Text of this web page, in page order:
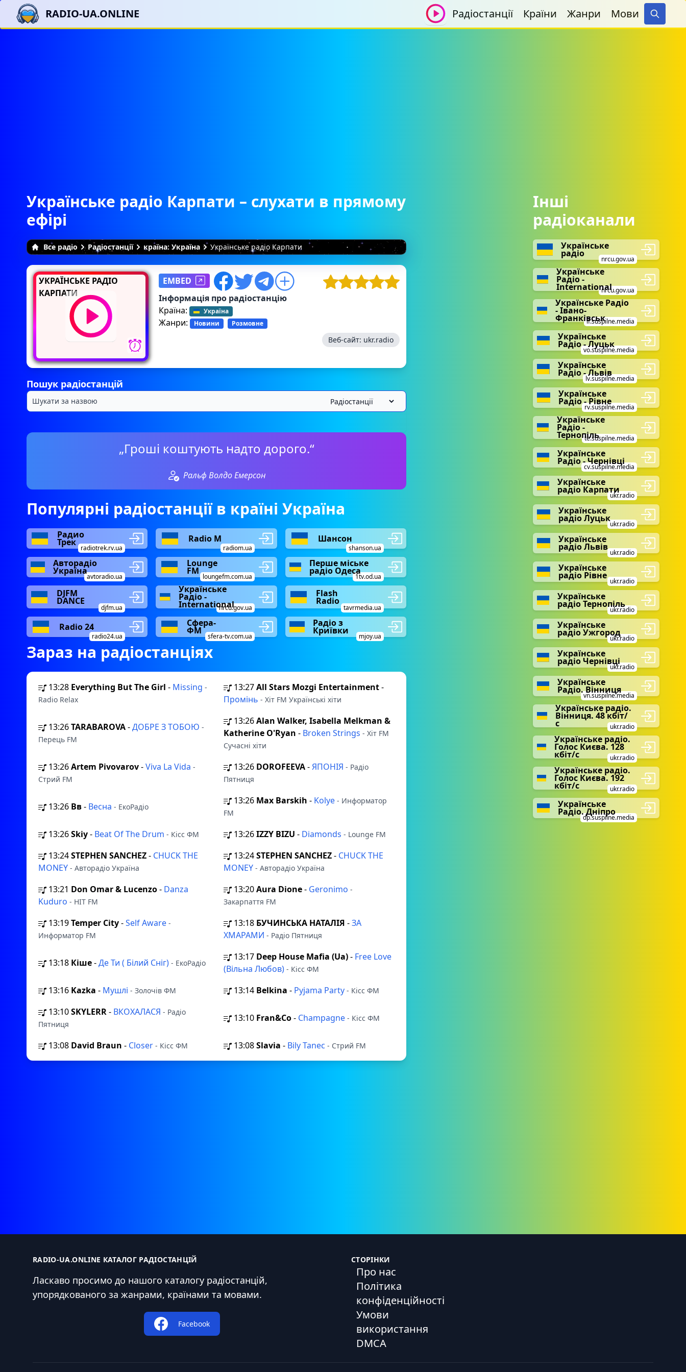
RADIO-UA.ONLINE Радіостанції Країни Жанри Мови
Search
Українське радіо Карпати – слухати в прямому
ефірі
Все радіо Радіостанції країна: Україна Українське радіо Карпати
УКРАЇНСЬКЕ РАДІО
КАРПАТИ
EMBED
Інформація про радіостанцію
Країна:
Україна
Жанри: Новини Розмовне
Веб-сайт: ukr.radio
Пошук радіостанцій
„Гроші коштують надто дорого.“
Ральф Волдо Емерсон
Популярні радіостанції в країні Україна
Радио
Трек
radiotrek.rv.ua
Radio М
radiom.ua
Шансон
shanson.ua
Авторадіо
Україна
avtoradio.ua
Lounge
FM
loungefm.com.ua
Перше міське
радіо Одеса
1tv.od.ua
DJFM
DANCE
djfm.ua
Українське
Радіо -
Internationalnrcu.gov.ua
Flash
Radio
tavrmedia.ua
Radio 24
radio24.ua
Сфера-
ФМ
sfera-tv.com.ua
Радіо з
Криївки
mjoy.ua
Зараз на радіостанціях
13:28 Everything But The Girl - Missing -
Radio Relax
13:27All Stars Mozgi Entertainment-
Промінь - Хіт FM Українські хіти
13:26TARABAROVA-ДОБРЕ З ТОБОЮ -
Перець FM
13:26Alan Walker, Isabella Melkman &
Katherine O'Ryan - Broken Strings - Хіт FM
Сучасні хіти
13:26Artem Pivovarov-Viva La Vida -
Стрий FM
13:26 DOROFEEVA-ЯПОНІЯ - Радіо
Пятниця
13:26 Вв- Весна - ЕкоРадіо
13:26 Max Barskih - Kolye - Информатор
FM
13:26Skiy- Beat Of The Drum - Кісс ФМ 13:26IZZY BIZU - Diamonds - Lounge FM
13:24STEPHEN SANCHEZ- CHUCK THE
MONEY - Авторадіо Україна
13:24STEPHEN SANCHEZ- CHUCK THE
MONEY - Авторадіо Україна
13:21 Don Omar & Lucenzo- Danza
Kuduro - HIT FM
13:20Aura Dione- Geronimo -
Закарпаття FM
13:19Temper City-Self Aware -
Информатор FM
13:18 БУЧИНСЬКА НАТАЛІЯ -ЗА
ХМАРАМИ - Радіо Пятниця
13:18 Кіше-Де Ти ( Білий Сніг) - ЕкоРадіо
13:17 Deep House Mafia (Ua)- Free Love
(Вільна Любов) - Кісс ФМ
13:16 Kazka - Мушлі - Золочів ФМ 13:14 Belkina - Pyjama Party - Кісс ФМ
13:10SKYLERR- ВКОХАЛАСЯ - Радіо
Пятниця
13:10 Fran&Co- Champagne - Кісс ФМ
13:08 David Braun - Closer - Кісс ФМ 13:08Slavia - Bily Tanec - Стрий FM
Інші
радіоканали
Українське
радіо
nrcu.gov.ua
Українське
Радіо -
Internationalnrcu.gov.ua
Українське Радіо
- Івано-
Франківськif.suspilne.media
Українське
Радіо - Луцьк
vo.suspilne.media
Українське
Радіо - Львів
lv.suspilne.media
Українське
Радіо - Рівне
rv.suspilne.media
Українське
Радіо -
Тернопільte.suspilne.media
Українське
Радіо - Чернівці
cv.suspilne.media
Українське
радіо Карпати
ukr.radio
Українське
радіо Луцьк
ukr.radio
Українське
радіо Львів
ukr.radio
Українське
радіо Рівне
ukr.radio
Українське
радіо Тернопіль
ukr.radio
Українське
радіо Ужгород
ukr.radio
Українське
радіо Чернівці
ukr.radio
Українське
Радіо. Вінниця
vn.suspilne.media
Українське радіо.
Вінниця. 48 кбіт/
с ukr.radio
Українське радіо.
Голос Києва. 128
кбіт/с ukr.radio
Українське радіо.
Голос Києва. 192
кбіт/с ukr.radio
Українське
Радіо. Дніпро
dp.suspilne.media
RADIO-UA.ONLINE КАТАЛОГ РАДІОСТАНЦІЙ
Ласкаво просимо до нашого каталогу радіостанцій,
упорядкованого за жанрами, країнами та мовами.
Facebook
СТОРІНКИ
Про нас
Політика
конфіденційності
Умови
використання
DMCA